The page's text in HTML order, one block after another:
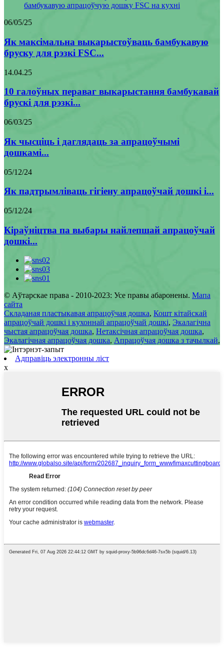
06/05/25
Як максімальна выкарыстоўваць бамбукавую
бруску для рэзкі FSC...
14.04.25
10 галоўных пераваг выкарыстання бамбукавай
брускі для рэзкі...
06/03/25
Як чысціць і даглядаць за апрацоўчымі
дошкамі...
05/12/24
Як падтрымліваць гігіену апрацоўчай дошкі і...
05/12/24
Кіраўніцтва па выбары найлепшай апрацоўчай
дошкі...
© Аўтарскае права - 2010-2023: Усе правы абаронены. Мапа
сайта
Складаная пластыкавая апрацоўчая дошка, Кошт кітайскай
апрацоўчай дошкі і кухоннай апрацоўчай дошкі, Экалагічна
чыстая апрацоўчая дошка, Нетаксічная апрацоўчая дошка,
Экалагічная апрацоўчая дошка, Апрацоўчая дошка з тачылкай,
Адправіць электронны ліст
x